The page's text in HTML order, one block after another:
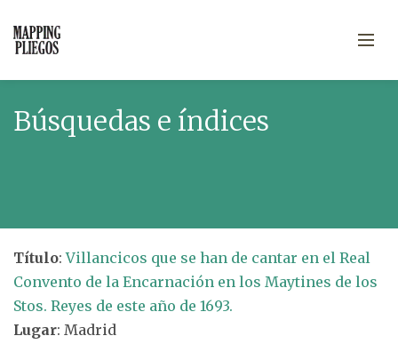
Búsquedas e índices
Título:Villancicos que se han de cantar en el Real
Convento de la Encarnación en los Maytines de los
Stos. Reyes de este año de 1693.
Lugar: Madrid